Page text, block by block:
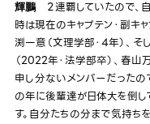
輝鵬２連覇していたので、
時は現在のキャプテン・副キ
渕一意（文理学部・4年）、
（2022年・法学部卒）、春
申し分ないメンバーだったの
の年に後輩達が日体大を倒し
す。自分たちの分まで気持ち